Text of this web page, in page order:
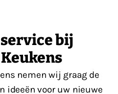
bij
nemen wij graag de
ideeën voor uw nieuwe